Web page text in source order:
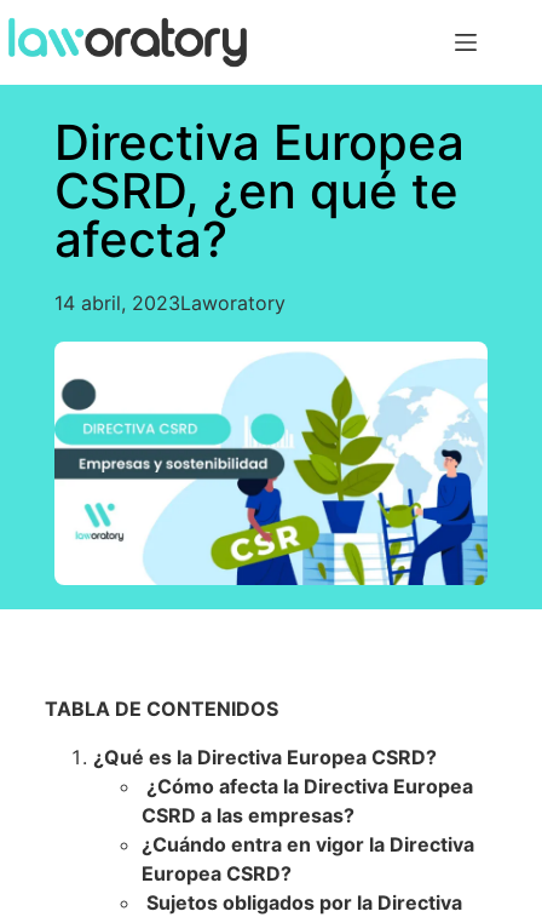
Directiva Europea
CSRD, ¿en qué te
afecta?
14 abril, 2023Laworatory
TABLA DE CONTENIDOS
¿Qué es la Directiva Europea CSRD?
¿Cómo afecta la Directiva Europea
CSRD a las empresas?
¿Cuándo entra en vigor la Directiva
Europea CSRD?
Sujetos obligados por la Directiva